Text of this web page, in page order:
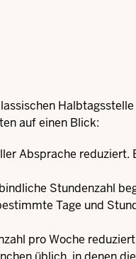
auf einen Blick:
Absprache reduziert.
Stundenzahl
Tage und
pro Woche